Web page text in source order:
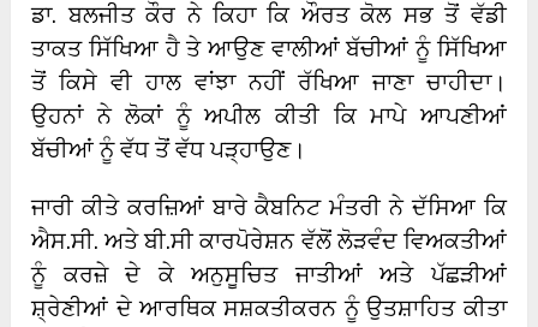
ਡਾ. ਬਲਜੀਤ ਕੌਰ ਨੇ ਕਿਹਾ ਕਿ ਔਰਤ ਕੋਲ ਸਭ ਤੋਂ ਵੱਡੀ
ਤਾਕਤ ਸਿੱਖਿਆ ਹੈ ਤੇ ਆਉਣ ਵਾਲੀਆਂ ਬੱਚੀਆਂ ਨੂੰ ਸਿੱਖਿਆ
ਤੋਂ ਕਿਸੇ ਵੀ ਹਾਲ ਵਾਂਝਾ ਨਹੀਂ ਰੱਖਿਆ ਜਾਣਾ ਚਾਹੀਦਾ।
ਉਹਨਾਂ ਨੇ ਲੋਕਾਂ ਨੂੰ ਅਪੀਲ ਕੀਤੀ ਕਿ ਮਾਪੇ ਆਪਣੀਆਂ
ਬੱਚੀਆਂ ਨੂੰ ਵੱਧ ਤੋਂ ਵੱਧ ਪੜ੍ਹਾਉਣ।
ਜਾਰੀ ਕੀਤੇ ਕਰਜ਼ਿਆਂ ਬਾਰੇ ਕੈਬਨਿਟ ਮੰਤਰੀ ਨੇ ਦੱਸਿਆ ਕਿ
ਐਸ.ਸੀ. ਅਤੇ ਬੀ.ਸੀ ਕਾਰਪੋਰੇਸ਼ਨ ਵੱਲੋਂ ਲੋੜਵੰਦ ਵਿਅਕਤੀਆਂ
ਨੂੰ ਕਰਜ਼ੇ ਦੇ ਕੇ ਅਨੁਸੂਚਿਤ ਜਾਤੀਆਂ ਅਤੇ ਪੱਛੜੀਆਂ
ਸ਼੍ਰੇਣੀਆਂ ਦੇ ਆਰਥਿਕ ਸਸ਼ਕਤੀਕਰਨ ਨੂੰ ਉਤਸ਼ਾਹਿਤ ਕੀਤਾ